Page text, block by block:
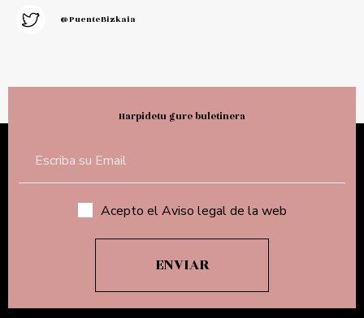
@PuenteBizkaia
Harpidetu gure buletinera
Acepto el Aviso legal de la web